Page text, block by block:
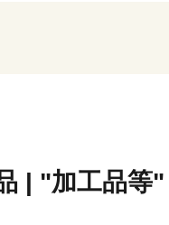
| "加工品等"